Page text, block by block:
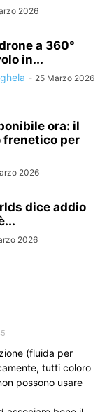
2026
a 360°
in...
- 25 Marzo 2026
ora: il
frenetico per
2026
dice addio
2026
(fluida per
tutti coloro
possono usare